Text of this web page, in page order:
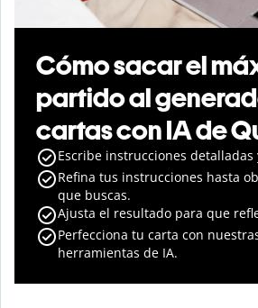
Cómo sacar el
partido al
cartas con IA de
Escribe instrucciones detalladas
Refina tus instrucciones hasta
que buscas.
Ajusta el resultado para que
Perfecciona tu carta con
herramientas de IA.